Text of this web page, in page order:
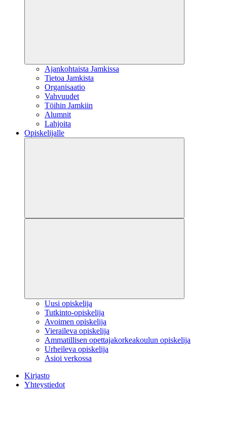
Ajankohtaista Jamkissa
Tietoa Jamkista
Organisaatio
Vahvuudet
Töihin Jamkiin
Alumnit
Lahjoita
Opiskelijalle
Uusi opiskelija
Tutkinto-opiskelija
Avoimen opiskelija
Vieraileva opiskelija
Ammatillisen opettajakorkeakoulun opiskelija
Urheileva opiskelija
Asioi verkossa
Kirjasto
Yhteystiedot